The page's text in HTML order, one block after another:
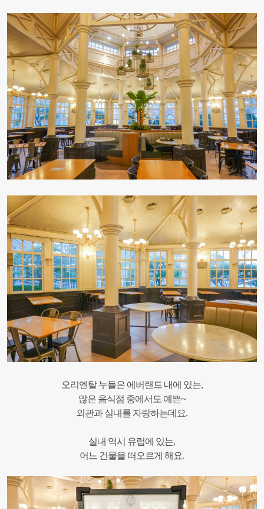
오리엔탈 누들은 에버랜드 내에 있는,
많은 음식점 중에서도 예쁜~
외관과 실내를 자랑하는데요.
실내 역시 유럽에 있는,
어느 건물을 떠오르게 해요.